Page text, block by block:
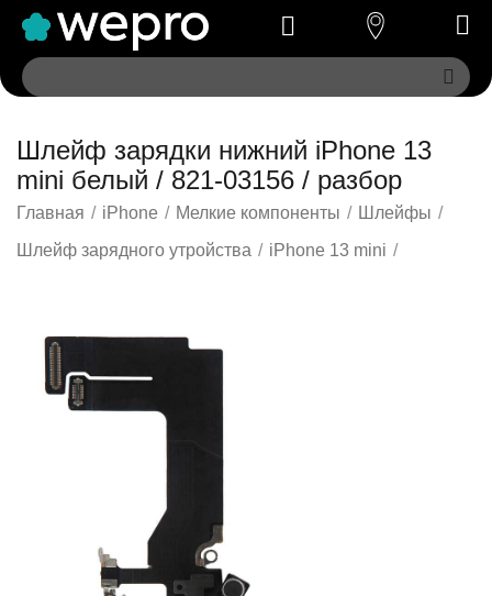
Шлейф зарядки нижний iPhone 13
mini белый / 821-03156 / разбор
Главная / iPhone / Мелкие компоненты / Шлейфы /
Шлейф зарядного утройства / iPhone 13 mini /